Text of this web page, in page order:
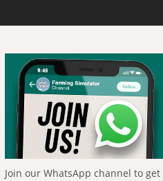
Join our WhatsApp channel to get